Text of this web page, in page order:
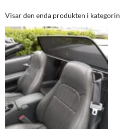
Visar den enda produkten i kategorin